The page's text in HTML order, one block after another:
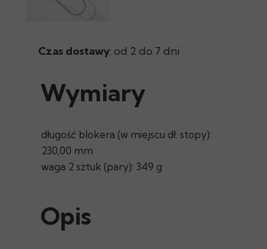
Czas dostawy: od 2 do 7 dni
Opis
Wymiary
długość blokera (w miejscu dł. stopy):
230,00 mm
waga 2 sztuk (pary): 349 g